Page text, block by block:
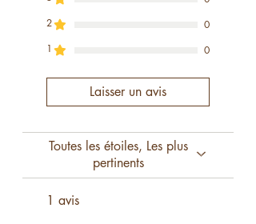
Une caresse pralinée à chaque
bouchée, pour petits et grands
2
0
1
0
Laisser un avis
Toutes les étoiles, Les plus
pertinents
1 avis